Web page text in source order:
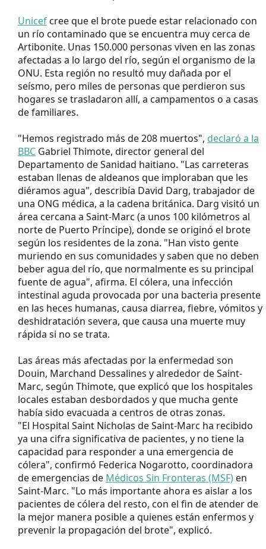
Unicef cree que el brote puede estar relacionado con
un río contaminado que se encuentra muy cerca de
Artibonite. Unas 150.000 personas viven en las zonas
afectadas a lo largo del río, según el organismo de la
ONU. Esta región no resultó muy dañada por el
seísmo, pero miles de personas que perdieron sus
hogares se trasladaron allí, a campamentos o a casas
de familiares.
"Hemos registrado más de 208 muertos", declaró a la
BBC Gabriel Thimote, director general del
Departamento de Sanidad haitiano. "Las carreteras
estaban llenas de aldeanos que imploraban que les
diéramos agua", describía David Darg, trabajador de
una ONG médica, a la cadena británica. Darg visitó un
área cercana a Saint-Marc (a unos 100 kilómetros al
norte de Puerto Príncipe), donde se originó el brote
según los residentes de la zona. "Han visto gente
muriendo en sus comunidades y saben que no deben
beber agua del río, que normalmente es su principal
fuente de agua", afirma. El cólera, una infección
intestinal aguda provocada por una bacteria presente
en las heces humanas, causa diarrea, fiebre, vómitos y
deshidratación severa, que causa una muerte muy
rápida si no se trata.
Las áreas más afectadas por la enfermedad son
Douin, Marchand Dessalines y alrededor de Saint-
Marc, según Thimote, que explicó que los hospitales
locales estaban desbordados y que mucha gente
había sido evacuada a centros de otras zonas.
"El Hospital Saint Nicholas de Saint-Marc ha recibido
ya una cifra significativa de pacientes, y no tiene la
capacidad para responder a una emergencia de
cólera", confirmó Federica Nogarotto, coordinadora
de emergencias de Médicos Sin Fronteras (MSF) en
Saint-Marc. "Lo más importante ahora es aislar a los
pacientes de cólera del resto, con el fin de atender de
la mejor manera posible a quienes están enfermos y
prevenir la propagación del brote", explicó.